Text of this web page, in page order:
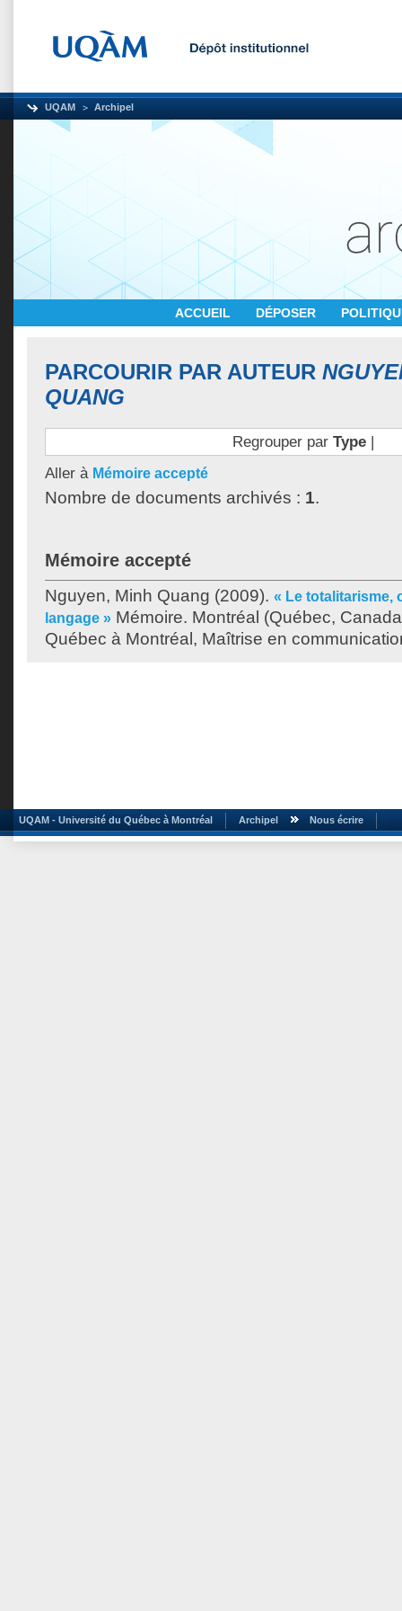
UQAM Archipel
ACCUEIL DÉPOSER
PARCOURIR PAR AUTEUR
QUANG
Regrouper par Type|
Aller à Mémoire accepté
Nombre de documents archivés : 1.
Mémoire accepté
Nguyen, Minh Quang (2009). « Le totalitarisme,
langage » Mémoire. Montréal (Québec,
Québec à Montréal, Maîtrise en
UQAM - Université du Québec à Montréal Archipel Nous écrire